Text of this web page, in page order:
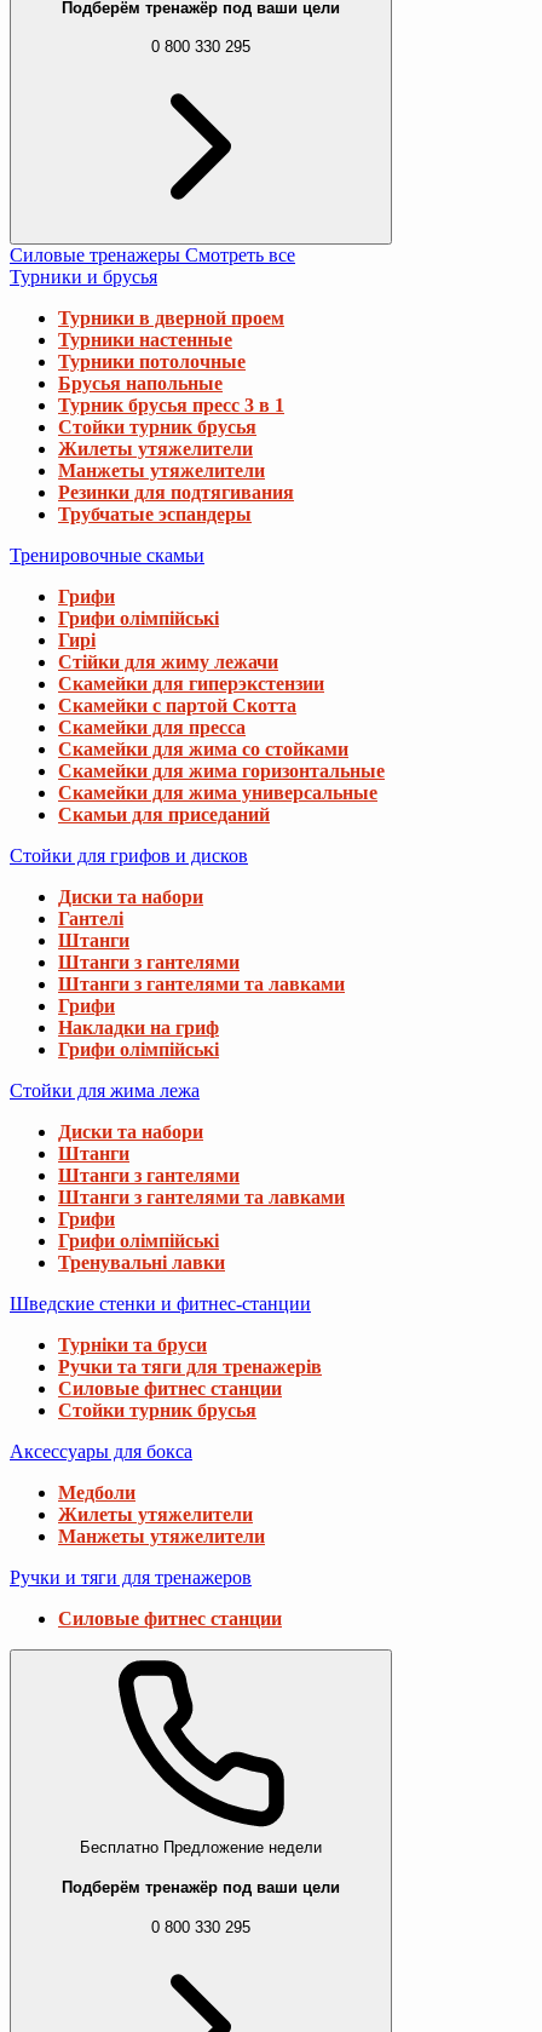
Подберём тренажёр под ваши цели
0 800 330 295
Силовые тренажеры Смотреть все
Турники и брусья
Турники в дверной проем
Турники настенные
Турники потолочные
Брусья напольные
Турник брусья пресс 3 в 1
Стойки турник брусья
Жилеты утяжелители
Манжеты утяжелители
Резинки для подтягивания
Трубчатые эспандеры
Тренировочные скамьи
Грифи
Грифи олімпійські
Гирі
Стійки для жиму лежачи
Скамейки для гиперэкстензии
Скамейки с партой Скотта
Скамейки для пресса
Скамейки для жима со стойками
Скамейки для жима горизонтальные
Скамейки для жима универсальные
Скамьи для приседаний
Стойки для грифов и дисков
Диски та набори
Гантелі
Штанги
Штанги з гантелями
Штанги з гантелями та лавками
Грифи
Накладки на гриф
Грифи олімпійські
Стойки для жима лежа
Диски та набори
Штанги
Штанги з гантелями
Штанги з гантелями та лавками
Грифи
Грифи олімпійські
Тренувальні лавки
Шведские стенки и фитнес-станции
Турніки та бруси
Ручки та тяги для тренажерів
Силовые фитнес станции
Стойки турник брусья
Аксессуары для бокса
Медболи
Жилеты утяжелители
Манжеты утяжелители
Ручки и тяги для тренажеров
Силовые фитнес станции
Бесплатно Предложение недели
Подберём тренажёр под ваши цели
0 800 330 295